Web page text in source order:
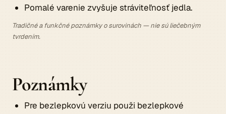
Pomalé varenie zvyšuje stráviteľnosť jedla.
Tradičné a funkčné poznámky o surovinách — nie sú liečebným
tvrdením.
Poznámky
Pre bezlepkovú verziu použi bezlepkové